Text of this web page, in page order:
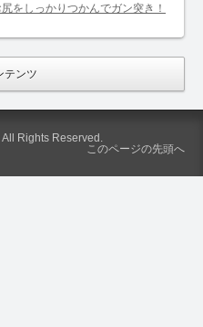
をしっかりつかんでガン突き！
テンツ
All Rights Reserved.
このページの先頭へ